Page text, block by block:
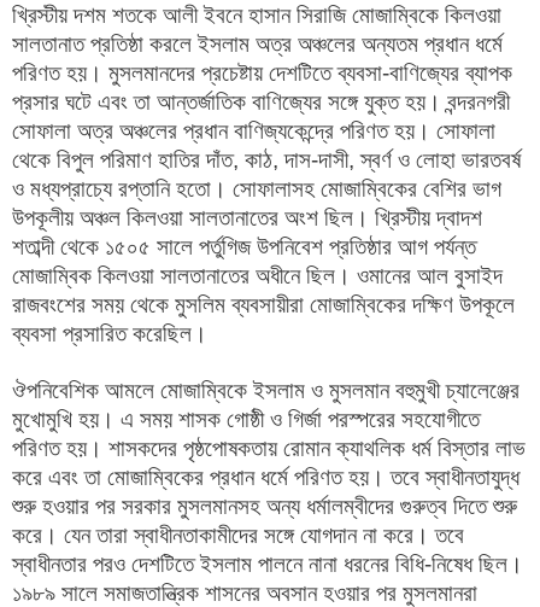
খ্রিস্টীয় দশম শতকে আলী ইবনে হাসান সিরাজি মোজাম্বিকে কিলওয়া
সালতানাত প্রতিষ্ঠা করলে ইসলাম অত্র অঞ্চলের অন্যতম প্রধান ধর্মে
পরিণত হয়। মুসলমানদের প্রচেষ্টায় দেশটিতে ব্যবসা-বাণিজ্যের ব্যাপক
প্রসার ঘটে এবং তা আন্তর্জাতিক বাণিজ্যের সঙ্গে যুক্ত হয়। বন্দরনগরী
সোফালা অত্র অঞ্চলের প্রধান বাণিজ্যকেন্দ্রে পরিণত হয়। সোফালা
থেকে বিপুল পরিমাণ হাতির দাঁত, কাঠ, দাস-দাসী, স্বর্ণ ও লোহা ভারতবর্ষ
ও মধ্যপ্রাচ্যে রপ্তানি হতো। সোফালাসহ মোজাম্বিকের বেশির ভাগ
উপকূলীয় অঞ্চল কিলওয়া সালতানাতের অংশ ছিল। খ্রিস্টীয় দ্বাদশ
শতাব্দী থেকে ১৫০৫ সালে পর্তুগিজ উপনিবেশ প্রতিষ্ঠার আগ পর্যন্ত
মোজাম্বিক কিলওয়া সালতানাতের অধীনে ছিল। ওমানের আল বুসাইদ
রাজবংশের সময় থেকে মুসলিম ব্যবসায়ীরা মোজাম্বিকের দক্ষিণ উপকূলে
ব্যবসা প্রসারিত করেছিল।
ঔপনিবেশিক আমলে মোজাম্বিকে ইসলাম ও মুসলমান বহুমুখী চ্যালেঞ্জের
মুখোমুখি হয়। এ সময় শাসক গোষ্ঠী ও গির্জা পরস্পরের সহযোগীতে
পরিণত হয়। শাসকদের পৃষ্ঠপোষকতায় রোমান ক্যাথলিক ধর্ম বিস্তার লাভ
করে এবং তা মোজাম্বিকের প্রধান ধর্মে পরিণত হয়। তবে স্বাধীনতাযুদ্ধ
শুরু হওয়ার পর সরকার মুসলমানসহ অন্য ধর্মালম্বীদের গুরুত্ব দিতে শুরু
করে। যেন তারা স্বাধীনতাকামীদের সঙ্গে যোগদান না করে। তবে
স্বাধীনতার পরও দেশটিতে ইসলাম পালনে নানা ধরনের বিধি-নিষেধ ছিল।
১৯৮৯ সালে সমাজতান্ত্রিক শাসনের অবসান হওয়ার পর মুসলমানরা